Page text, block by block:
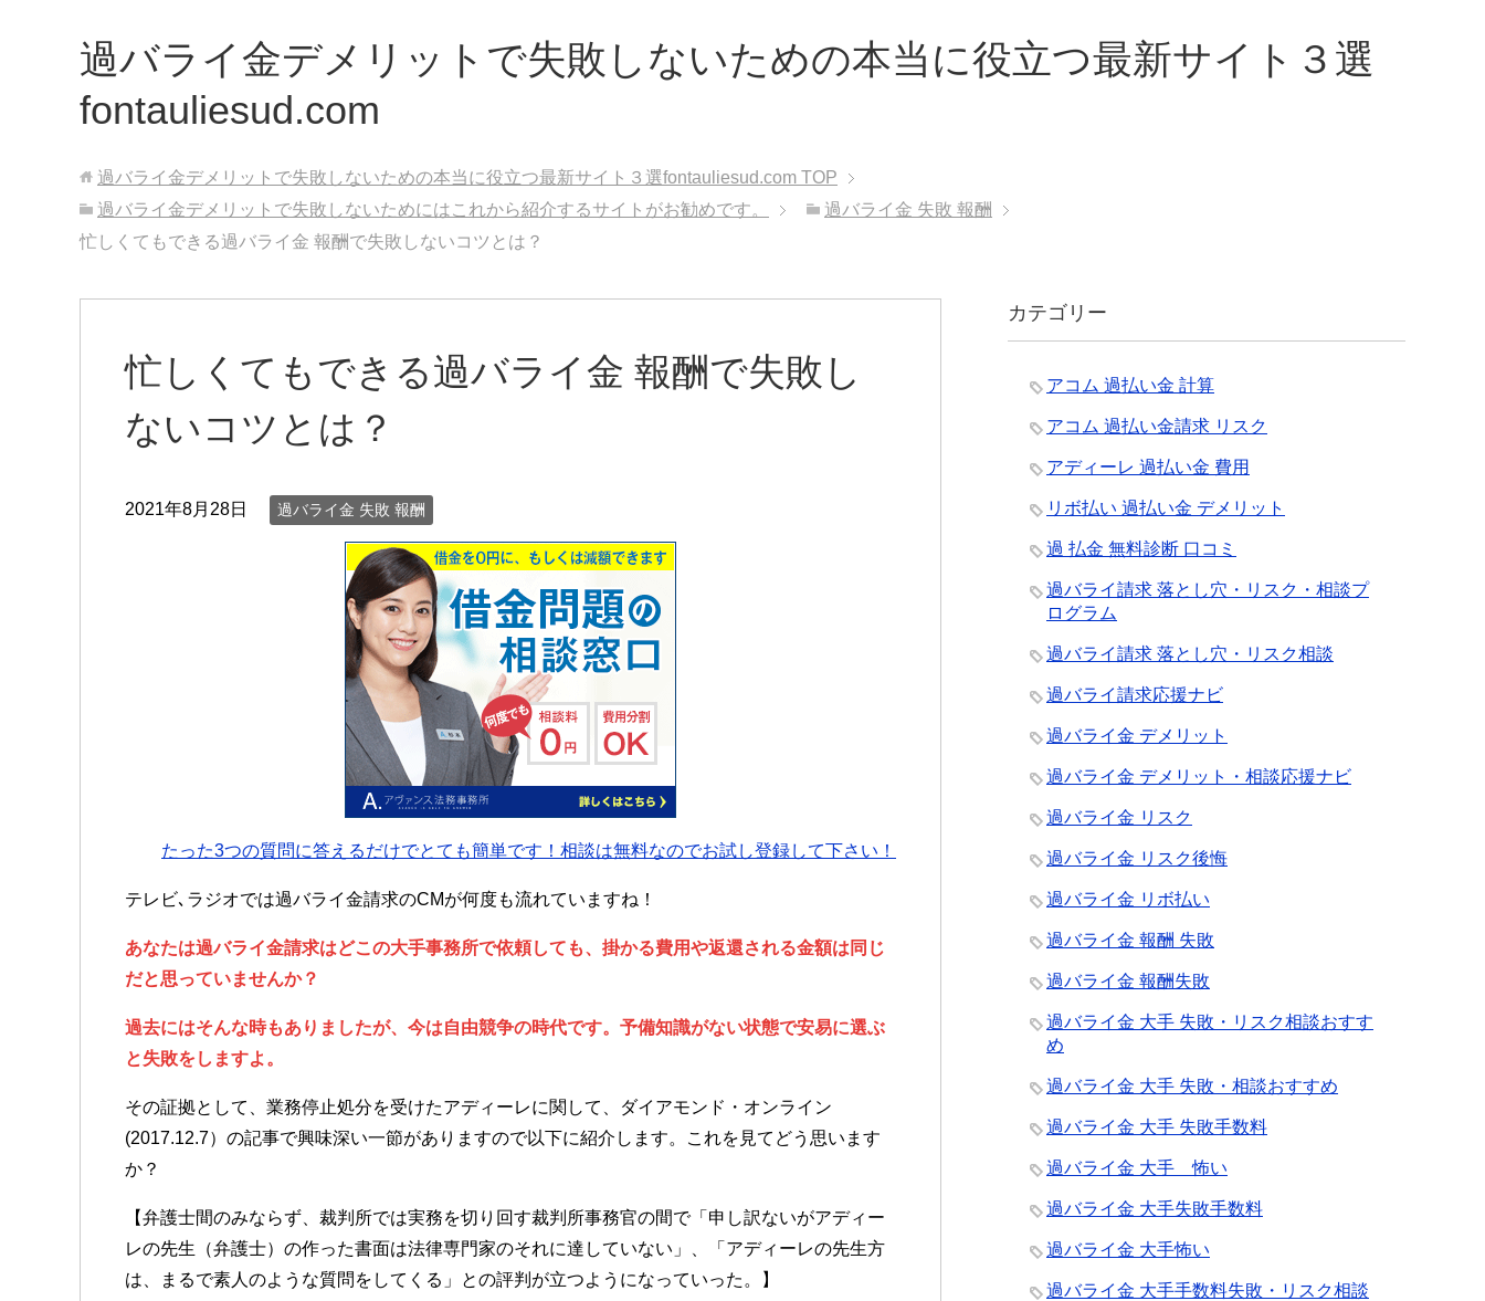
過バライ金デメリットで失敗しないための本当に役立つ最新サイト３選
fontauliesud.com
過バライ金デメリットで失敗しないための本当に役立つ最新サイト３選fontauliesud.com TOP
過バライ金デメリットで失敗しないためにはこれから紹介するサイトがお勧めです。
過バライ金 失敗 報酬
忙しくてもできる過バライ金 報酬で失敗しないコツとは？
忙しくてもできる過バライ金 報酬で失敗し
ないコツとは？
2021年8月28日 過バライ金 失敗 報酬
たった3つの質問に答えるだけでとても簡単です！相談は無料なのでお試し登録して下さい！
テレビ､ラジオでは過バライ金請求のCMが何度も流れていますね！
あなたは過バライ金請求はどこの大手事務所で依頼しても、掛かる費用や返還される金額は同じ
だと思っていませんか？
過去にはそんな時もありましたが、今は自由競争の時代です。予備知識がない状態で安易に選ぶ
と失敗をしますよ。
その証拠として、業務停止処分を受けたアディーレに関して、ダイアモンド・オンライン
(2017.12.7）の記事で興味深い一節がありますので以下に紹介します。これを見てどう思います
か？
【弁護士間のみならず、裁判所では実務を切り回す裁判所事務官の間で「申し訳ないがアディー
レの先生（弁護士）の作った書面は法律専門家のそれに達していない」、「アディーレの先生方
は、まるで素人のような質問をしてくる」との評判が立つようになっていった。】
カテゴリー
アコム 過払い金 計算
アコム 過払い金請求 リスク
アディーレ 過払い金 費用
リボ払い 過払い金 デメリット
過 払金 無料診断 口コミ
過バライ請求 落とし穴・リスク・相談プ
ログラム
過バライ請求 落とし穴・リスク相談
過バライ請求応援ナビ
過バライ金 デメリット
過バライ金 デメリット・相談応援ナビ
過バライ金 リスク
過バライ金 リスク後悔
過バライ金 リボ払い
過バライ金 報酬 失敗
過バライ金 報酬失敗
過バライ金 大手 失敗・リスク相談おすす
め
過バライ金 大手 失敗・相談おすすめ
過バライ金 大手 失敗手数料
過バライ金 大手 怖い
過バライ金 大手失敗手数料
過バライ金 大手怖い
過バライ金 大手手数料失敗・リスク相談